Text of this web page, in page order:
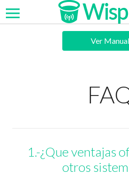
Ver Manual
1.-¿Que ventajas
otros